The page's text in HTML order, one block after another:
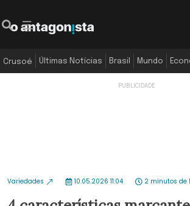
Crusoé Últimas Notícias Brasil Mundo
Variedades 10.05.2026 11:04 2 minutos de